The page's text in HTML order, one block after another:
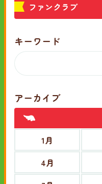
ファンクラブ
キーワード
アーカイブ
1月
4月